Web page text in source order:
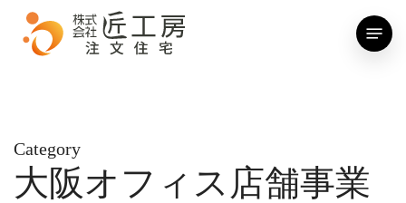
Menu
Category
大阪オフィス店舗事業